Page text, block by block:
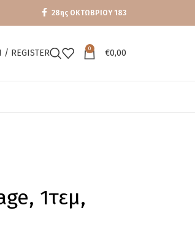
28ης ΟΚΤΩΒΡΙΟΥ 183
/ REGISTER 0 €0,00
1τεμ,